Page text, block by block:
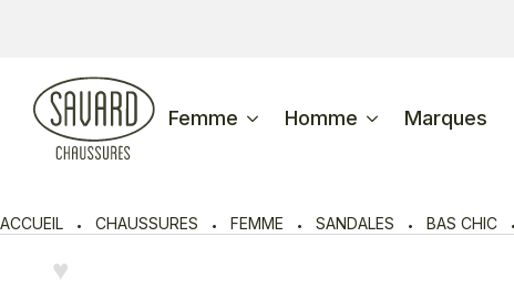
Femme Homme Marques
ACCUEIL CHAUSSURES FEMME SANDALES BAS CHIC
♥︎